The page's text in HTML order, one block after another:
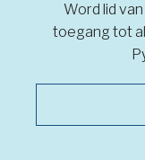
Word lid
toegang tot